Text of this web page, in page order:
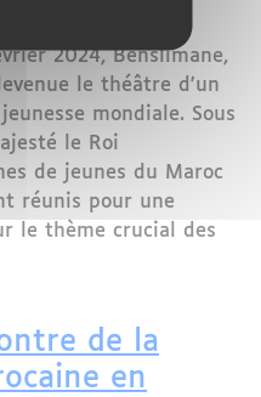
2024, Benslimane,
le théâtre d'un
mondiale. Sous
le Roi
de jeunes du Maroc
réunis pour une
le thème crucial des
de la
en